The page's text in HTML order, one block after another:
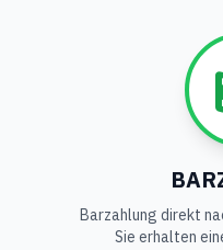
Barzahlung direkt
Sie erhalten